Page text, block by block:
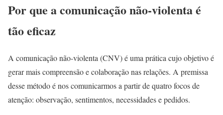
Por que a comunicação não-violenta é
tão eficaz
A comunicação não-violenta (CNV) é uma prática cujo objetivo é
gerar mais compreensão e colaboração nas relações. A premissa
desse método é nos comunicarmos a partir de quatro focos de
atenção: observação, sentimentos, necessidades e pedidos.